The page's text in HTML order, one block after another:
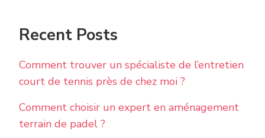
Recent Posts
Comment trouver un spécialiste de l’entretien
court de tennis près de chez moi ?
Comment choisir un expert en aménagement
terrain de padel ?